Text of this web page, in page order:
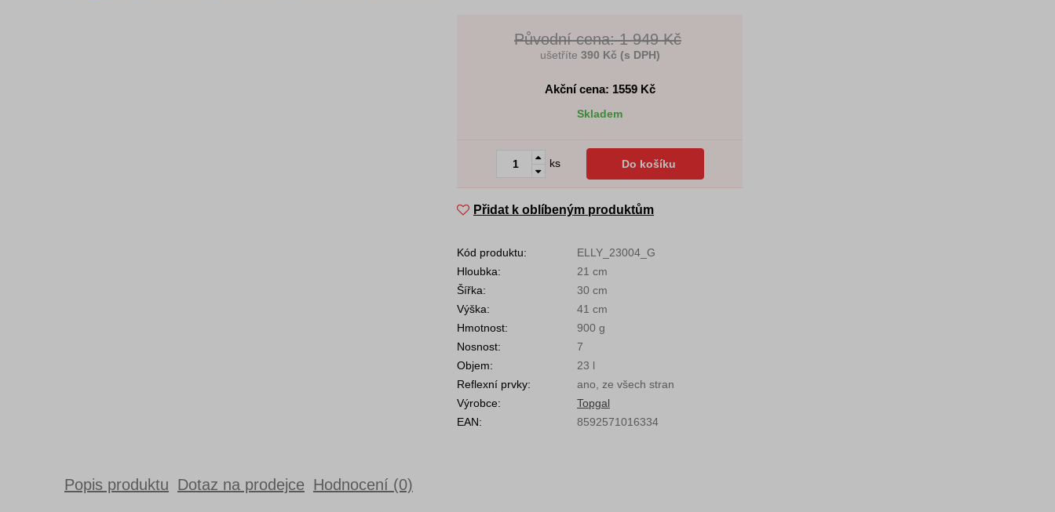
Původní cena: 1 949 Kč
ušetříte 390 Kč (s DPH)
Akční cena: 1559Kč
Skladem
ks Do košíku
Přidat k oblíbeným produktům
Kód produktu:
ELLY_23004_G
Hloubka:
21 cm
Šířka:
30 cm
Výška:
41 cm
Hmotnost:
900 g
Nosnost:
7
Objem:
23 l
Reflexní prvky:
ano, ze všech stran
Výrobce:
Topgal
EAN:
8592571016334
Popis produktu Dotaz na prodejce Hodnocení (0)